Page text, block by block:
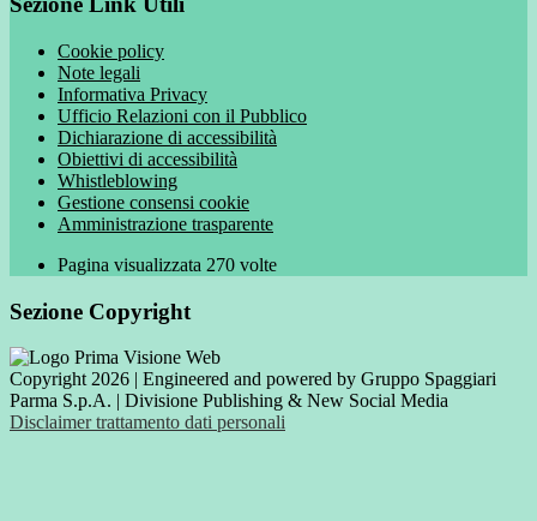
Cookie policy
Note legali
Informativa Privacy
Ufficio Relazioni con il Pubblico
Dichiarazione di accessibilità
Obiettivi di accessibilità
Whistleblowing
Gestione consensi cookie
Amministrazione trasparente
Pagina visualizzata 270 volte
Sezione Copyright
Copyright 2026 | Engineered and powered by Gruppo Spaggiari
Parma S.p.A. | Divisione Publishing & New Social Media
Disclaimer trattamento dati personali